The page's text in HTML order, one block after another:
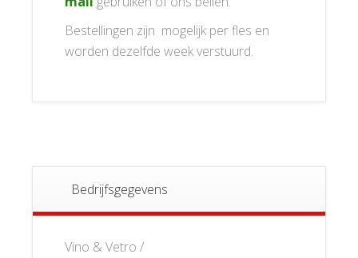
Bestellingen zijn mogelijk per fles en
worden dezelfde week verstuurd.
Bedrijfsgegevens
Vino & Vetro /